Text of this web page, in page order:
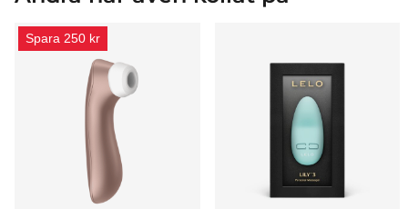
Spara 250 kr